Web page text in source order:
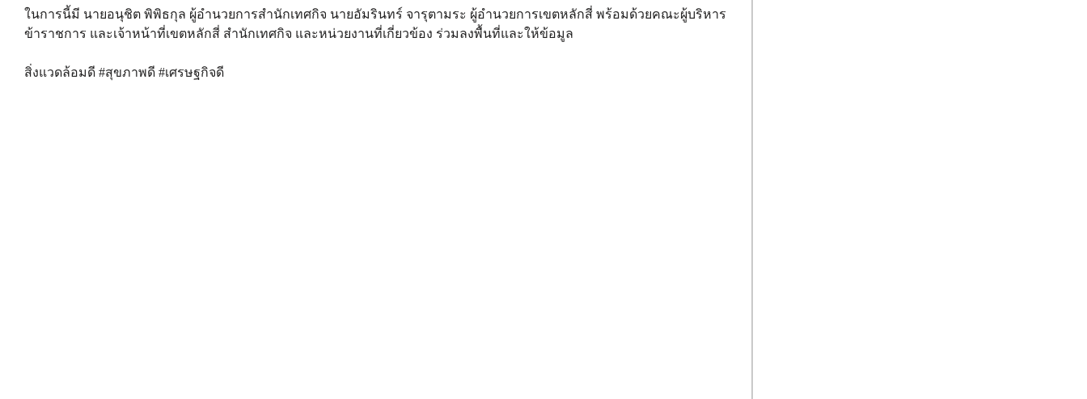
ในการนี้มี นายอนุชิต พิพิธกุล ผู้อำนวยการสำนักเทศกิจ นายอัมรินทร์ จารุตามระ ผู้อำนวยการเขตหลักสี่ พร้อมด้วยคณะผู้บริหาร
ข้าราชการ และเจ้าหน้าที่เขตหลักสี่ สำนักเทศกิจ และหน่วยงานที่เกี่ยวข้อง ร่วมลงพื้นที่และให้ข้อมูล
สิ่งแวดล้อมดี #สุขภาพดี #เศรษฐกิจดี